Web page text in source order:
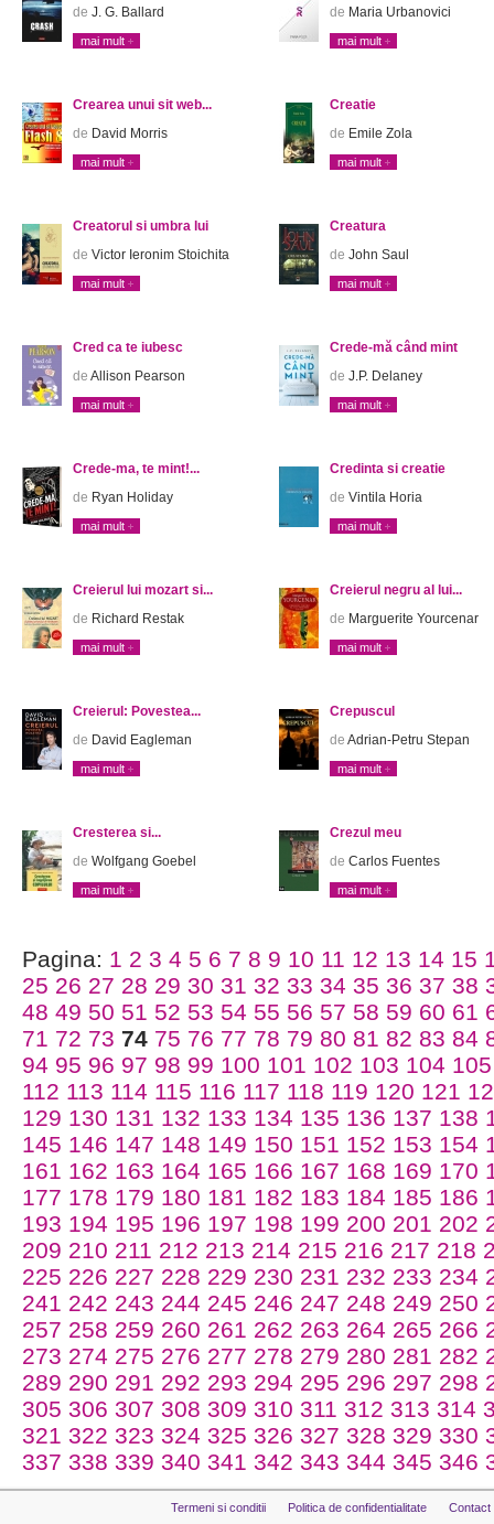
de J. G. Ballard
mai mult
de Maria Urbanovici
mai mult
Crearea unui sit web...
de David Morris
mai mult
Creatie
de Emile Zola
mai mult
Creatorul si umbra lui
de Victor Ieronim Stoichita
mai mult
Creatura
de John Saul
mai mult
Cred ca te iubesc
de Allison Pearson
mai mult
Crede-mă când mint
de J.P. Delaney
mai mult
Crede-ma, te mint!...
de Ryan Holiday
mai mult
Credinta si creatie
de Vintila Horia
mai mult
Creierul lui mozart si...
de Richard Restak
mai mult
Creierul negru al lui...
de Marguerite Yourcenar
mai mult
Creierul: Povestea...
de David Eagleman
mai mult
Crepuscul
de Adrian-Petru Stepan
mai mult
Cresterea si...
de Wolfgang Goebel
mai mult
Crezul meu
de Carlos Fuentes
mai mult
Pagina: 1 2 3 4 5 6 7 8 9 10 11 12 13 14 15
25 26 27 28 29 30 31 32 33 34 35 36 37 38
48 49 50 51 52 53 54 55 56 57 58 59 60 61
71 72 73 74 75 76 77 78 79 80 81 82 83 84
94 95 96 97 98 99 100 101 102 103 104 105
112 113 114 115 116 117 118 119 120 121
129 130 131 132 133 134 135 136 137 138
145 146 147 148 149 150 151 152 153 154
161 162 163 164 165 166 167 168 169 170
177 178 179 180 181 182 183 184 185 186
193 194 195 196 197 198 199 200 201 202
209 210 211 212 213 214 215 216 217 218
225 226 227 228 229 230 231 232 233 234
241 242 243 244 245 246 247 248 249 250
257 258 259 260 261 262 263 264 265 266
273 274 275 276 277 278 279 280 281 282
289 290 291 292 293 294 295 296 297 298
305 306 307 308 309 310 311 312 313 314
321 322 323 324 325 326 327 328 329 330
337 338 339 340 341 342 343 344 345 346
Termeni si conditii Politica de confidentialitate
Contact